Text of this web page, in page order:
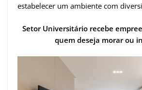
estabelecer um ambiente com
Setor Universitário recebe
quem deseja morar ou